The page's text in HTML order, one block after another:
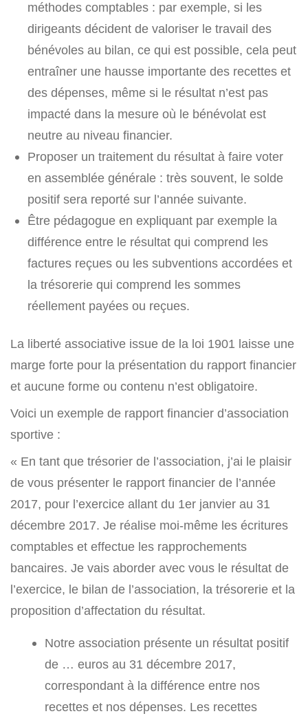
méthodes comptables : par exemple, si les
dirigeants décident de valoriser le travail des
bénévoles au bilan, ce qui est possible, cela peut
entraîner une hausse importante des recettes et
des dépenses, même si le résultat n’est pas
impacté dans la mesure où le bénévolat est
neutre au niveau financier.
Proposer un traitement du résultat à faire voter
en assemblée générale : très souvent, le solde
positif sera reporté sur l’année suivante.
Être pédagogue en expliquant par exemple la
différence entre le résultat qui comprend les
factures reçues ou les subventions accordées et
la trésorerie qui comprend les sommes
réellement payées ou reçues.
La liberté associative issue de la loi 1901 laisse une
marge forte pour la présentation du rapport financier
et aucune forme ou contenu n’est obligatoire.
Voici un exemple de rapport financier d’association
sportive :
« En tant que trésorier de l’association, j’ai le plaisir
de vous présenter le rapport financier de l’année
2017, pour l’exercice allant du 1er janvier au 31
décembre 2017. Je réalise moi-même les écritures
comptables et effectue les rapprochements
bancaires. Je vais aborder avec vous le résultat de
l’exercice, le bilan de l’association, la trésorerie et la
proposition d’affectation du résultat.
Notre association présente un résultat positif
de … euros au 31 décembre 2017,
correspondant à la différence entre nos
recettes et nos dépenses. Les recettes